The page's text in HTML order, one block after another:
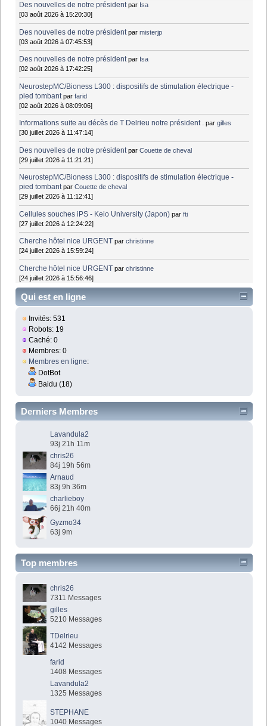
Des nouvelles de notre président par Isa
[03 août 2026 à 15:20:30]
Des nouvelles de notre président parmisterjp
[03 août 2026 à 07:45:53]
Des nouvelles de notre président par Isa
[02 août 2026 à 17:42:25]
NeurostepMC/Bioness L300 : dispositifs de stimulation électrique -
pied tombant parfarid
[02 août 2026 à 08:09:06]
Informations suite au décès de T Delrieu notre président . pargilles
[30 juillet 2026 à 11:47:14]
Des nouvelles de notre président parCouette de cheval
[29 juillet 2026 à 11:21:21]
NeurostepMC/Bioness L300 : dispositifs de stimulation électrique -
pied tombant parCouette de cheval
[29 juillet 2026 à 11:12:41]
Cellules souches iPS - Keio University (Japon) parfti
[27 juillet 2026 à 12:24:22]
Cherche hôtel nice URGENT parchristinne
[24 juillet 2026 à 15:59:24]
Cherche hôtel nice URGENT parchristinne
[24 juillet 2026 à 15:56:46]
Qui est en ligne
Invités: 531
Robots: 19
Caché: 0
Membres: 0
Membres en ligne:
DotBot
Baidu (18)
Derniers Membres
Lavandula2
93j 21h 11m
chris26
84j 19h 56m
Arnaud
83j 9h 36m
charlieboy
66j 21h 40m
Gyzmo34
63j 9m
Top membres
chris26
7311 Messages
gilles
5210 Messages
TDelrieu
4142 Messages
farid
1408 Messages
Lavandula2
1325 Messages
STEPHANE
1040 Messages